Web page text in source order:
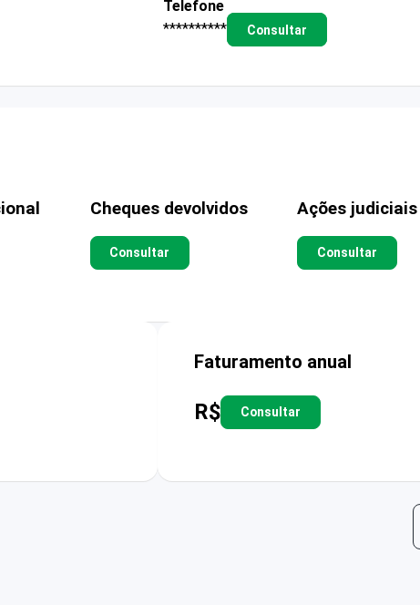
Telefone
**********
Consultar
Cheques devolvidos
Consultar
Ações judiciais
Consultar
Faturamento anual
R$ Consultar